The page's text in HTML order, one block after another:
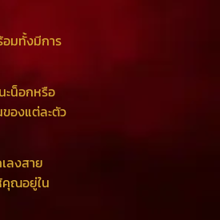
มทั้งมีการ
น็อกหรือ
องแต่ละตัว
ลงสาย
คุณอยู่ใน